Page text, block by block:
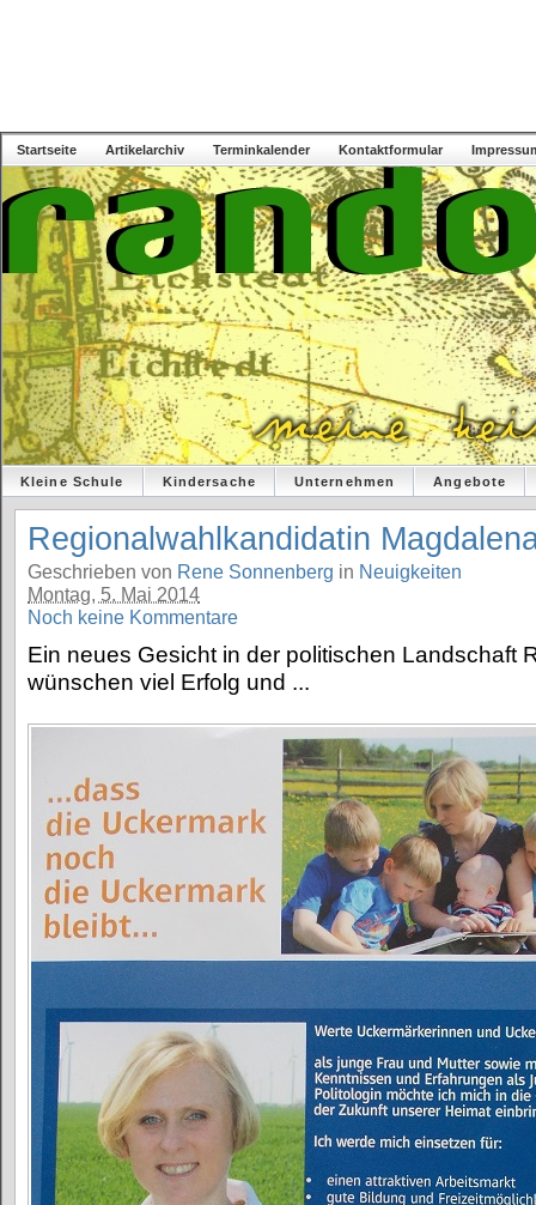
Startseite Artikelarchiv Terminkalender Kontaktformular
Kleine Schule Kindersache Unternehmen Angebote
Regionalwahlkandidatin
Geschrieben von Rene Sonnenberg in Neuigkeiten
Montag, 5. Mai 2014
Noch keine Kommentare
Ein neues Gesicht in der politischen Landschaft
wünschen viel Erfolg und ...